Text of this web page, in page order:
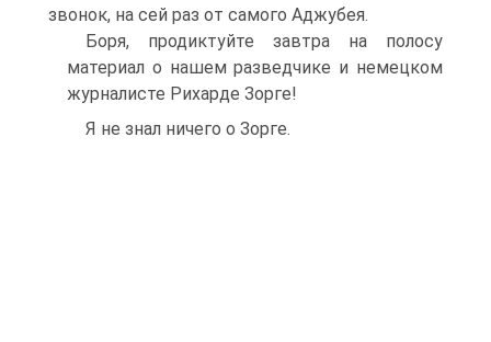
звонок, на сей раз от самого Аджубея.
Боря, продиктуйте завтра на полосу
материал о нашем разведчике и немецком
журналисте Рихарде Зорге!
Я не знал ничего о Зорге.